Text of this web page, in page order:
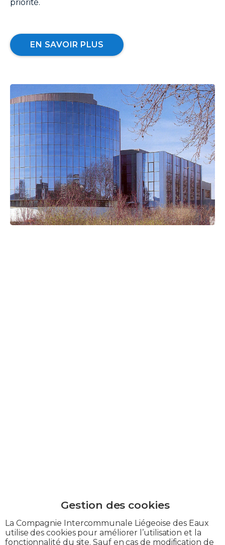
image
priorité.
EN SAVOIR PLUS
La Compagnie Intercommunale Liégeoise des Eaux
utilise des cookies pour améliorer l’utilisation et la
fonctionnalité du site. Sauf en cas de modification de